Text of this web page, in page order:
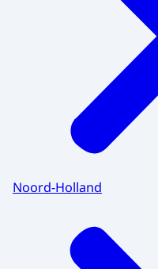
Noord-Holland